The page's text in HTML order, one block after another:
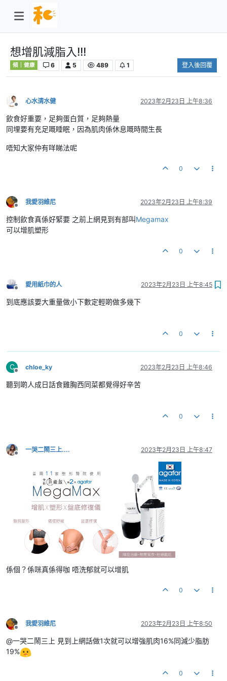
想增肌減脂入!!!
傾｜健康 6 5 489 1 登入後回覆
離線
心水清水健 2023年2月23日 上午8:36
飲食好重要，足夠蛋白質，足夠熱量
同埋要有充足嘅睡眠，因為肌肉係休息嘅時間生長
唔知大家仲有咩睇法呢
0
離線
我愛羽維尼 2023年2月23日 上午8:39
控制飲食真係好緊要 之前上網見到有部叫Megamax
可以增肌塑形
0
離線
愛用紙巾的人 2023年2月23日 上午8:45
到底應該要大重量做小下數定輕啲做多幾下
0
C
離線
chloe_ky 2023年2月23日 上午8:46
聽到啲人成日話食雞胸西同菜都覺得好辛苦
0
離線
一哭二鬧三上.... 2023年2月23日 上午8:47
係個？係咪真係得咖 唔洗郁就可以增肌
0
離線
我愛羽維尼 2023年2月23日 上午8:50
@一哭二鬧三上 見到上網話做1次就可以增強肌肉16%同減少脂肪
19%
0